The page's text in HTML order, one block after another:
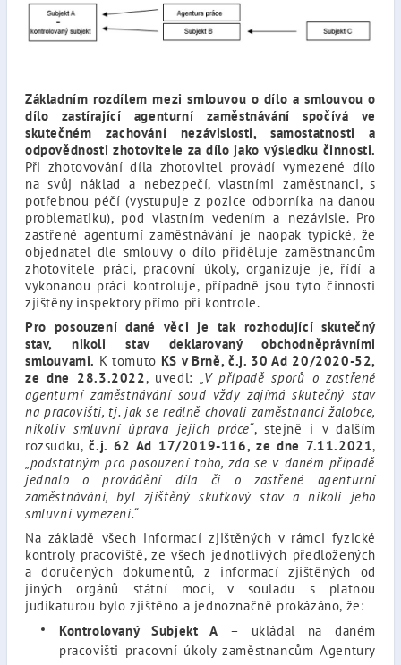
Základním rozdílem mezi smlouvou o dílo a smlouvou o
dílo zastírající agenturní zaměstnávání spočívá ve
skutečném zachování nezávislosti, samostatnosti a
odpovědnosti zhotovitele za dílo jako výsledku činnosti.
Při zhotovování díla zhotovitel provádí vymezené dílo
na svůj náklad a nebezpečí, vlastními zaměstnanci, s
potřebnou péčí (vystupuje z pozice odborníka na danou
problematiku), pod vlastním vedením a nezávisle. Pro
zastřené agenturní zaměstnávání je naopak typické, že
objednatel dle smlouvy o dílo přiděluje zaměstnancům
zhotovitele práci, pracovní úkoly, organizuje je, řídí a
vykonanou práci kontroluje, případně jsou tyto činnosti
zjištěny inspektory přímo při kontrole.
Pro posouzení dané věci je tak rozhodující skutečný
stav, nikoli stav deklarovaný obchodněprávními
smlouvami. K tomuto KS v Brně, č.j. 30 Ad 20/2020-52,
ze dne 28.3.2022, uvedl:
„V případě sporů o zastřené
agenturní zaměstnávání soud vždy zajímá skutečný stav
na pracovišti, tj. jak se reálně chovali zaměstnanci žalobce,
nikoliv smluvní úprava jejich práce“, stejně i v dalším
rozsudku,č.j. 62 Ad 17/2019-116, ze dne 7.11.2021,
„podstatným pro posouzení toho, zda se v daném případě
jednalo o provádění díla či o zastřené agenturní
zaměstnávání, byl zjištěný skutkový stav a nikoli jeho
smluvní vymezení.“
Na základě všech informací zjištěných v rámci fyzické
kontroly pracoviště, ze všech jednotlivých předložených
a doručených dokumentů, z informací zjištěných od
jiných orgánů státní moci, v souladu s platnou
judikaturou bylo zjištěno a jednoznačně prokázáno, že:
Kontrolovaný Subjekt A – ukládal na daném
pracovišti pracovní úkoly zaměstnancům Agentury